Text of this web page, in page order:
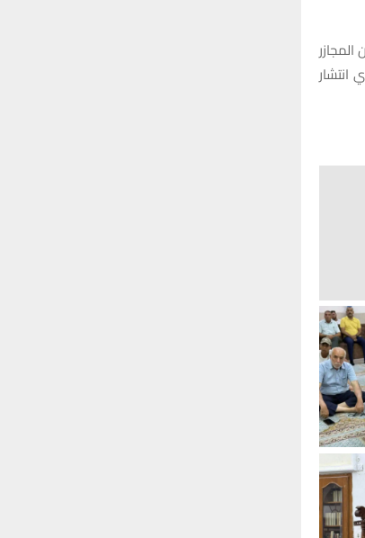
انتشار